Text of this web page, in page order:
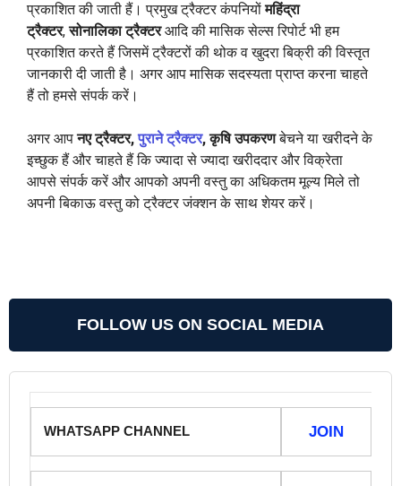
प्रकाशित की जाती हैं। प्रमुख ट्रैक्टर कंपनियोंमहिंद्रा
ट्रैक्टर,सोनालिका ट्रैक्टरआदि की मासिक सेल्स रिपोर्ट भी हम
प्रकाशित करते हैं जिसमें ट्रैक्टरों की थोक व खुदरा बिक्री की विस्तृत
जानकारी दी जाती है। अगर आप मासिक सदस्यता प्राप्त करना चाहते
हैं तो हमसे संपर्क करें।
अगर आपनए ट्रैक्टर,पुराने ट्रैक्टर, कृषि उपकरणबेचने या खरीदने के
इच्छुक हैं और चाहते हैं कि ज्यादा से ज्यादा खरीददार और विक्रेता
आपसे संपर्क करें और आपको अपनी वस्तु का अधिकतम मूल्य मिले तो
अपनी बिकाऊ वस्तु को ट्रैक्टर जंक्शन के साथ शेयर करें।
FOLLOW US ON SOCIAL MEDIA
WHATSAPP CHANNEL JOIN